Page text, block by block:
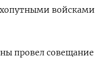
войсками
провел совещание